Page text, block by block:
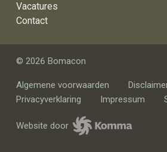
Vacatures
Contact
© 2026 Bomacon
Algemene voorwaarden
Privacyverklaring
Impressum
Website door